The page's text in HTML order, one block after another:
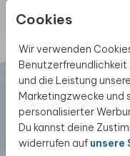
Cookies
Wir verwenden
Benutzerfreundlichkeit
und die Leistung
Marketingzwecke und
personalisierter
Du kannst deine
widerrufen auf unsere
Diese Produkte